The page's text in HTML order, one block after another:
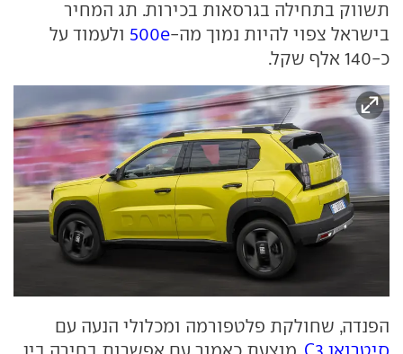
תשווק בתחילה בגרסאות בכירות. תג המחיר
בישראל צפוי להיות נמוך מה-500e ולעמוד על
כ-140 אלף שקל.
הפנדה, שחולקת פלטפורמה ומכלולי הנעה עם